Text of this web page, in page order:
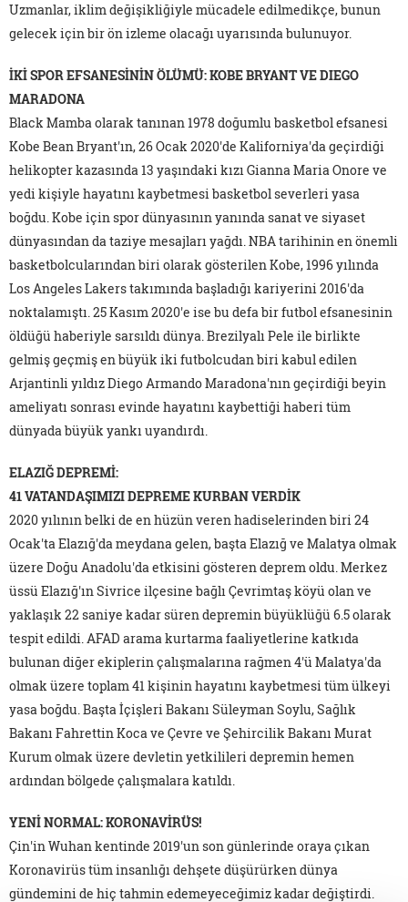
Uzmanlar, iklim değişikliğiyle mücadele edilmedikçe, bunun
gelecek için bir ön izleme olacağı uyarısında bulunuyor.
İKİ SPOR EFSANESİNİN ÖLÜMÜ: KOBE BRYANT VE DIEGO
MARADONA
Black Mamba olarak tanınan 1978 doğumlu basketbol efsanesi
Kobe Bean Bryant'ın, 26 Ocak 2020'de Kaliforniya'da geçirdiği
helikopter kazasında 13 yaşındaki kızı Gianna Maria Onore ve
yedi kişiyle hayatını kaybetmesi basketbol severleri yasa
boğdu. Kobe için spor dünyasının yanında sanat ve siyaset
dünyasından da taziye mesajları yağdı. NBA tarihinin en önemli
basketbolcularından biri olarak gösterilen Kobe, 1996 yılında
Los Angeles Lakers takımında başladığı kariyerini 2016'da
noktalamıştı. 25 Kasım 2020'e ise bu defa bir futbol efsanesinin
öldüğü haberiyle sarsıldı dünya. Brezilyalı Pele ile birlikte
gelmiş geçmiş en büyük iki futbolcudan biri kabul edilen
Arjantinli yıldız Diego Armando Maradona'nın geçirdiği beyin
ameliyatı sonrası evinde hayatını kaybettiği haberi tüm
dünyada büyük yankı uyandırdı.
ELAZIĞ DEPREMİ:
41 VATANDAŞIMIZI DEPREME KURBAN VERDİK
2020 yılının belki de en hüzün veren hadiselerinden biri 24
Ocak'ta Elazığ'da meydana gelen, başta Elazığ ve Malatya olmak
üzere Doğu Anadolu'da etkisini gösteren deprem oldu. Merkez
üssü Elazığ'ın Sivrice ilçesine bağlı Çevrimtaş köyü olan ve
yaklaşık 22 saniye kadar süren depremin büyüklüğü 6.5 olarak
tespit edildi. AFAD arama kurtarma faaliyetlerine katkıda
bulunan diğer ekiplerin çalışmalarına rağmen 4'ü Malatya'da
olmak üzere toplam 41 kişinin hayatını kaybetmesi tüm ülkeyi
yasa boğdu. Başta İçişleri Bakanı Süleyman Soylu, Sağlık
Bakanı Fahrettin Koca ve Çevre ve Şehircilik Bakanı Murat
Kurum olmak üzere devletin yetkilileri depremin hemen
ardından bölgede çalışmalara katıldı.
YENİ NORMAL: KORONAVİRÜS!
Çin'in Wuhan kentinde 2019'un son günlerinde oraya çıkan
Koronavirüs tüm insanlığı dehşete düşürürken dünya
gündemini de hiç tahmin edemeyeceğimiz kadar değiştirdi.